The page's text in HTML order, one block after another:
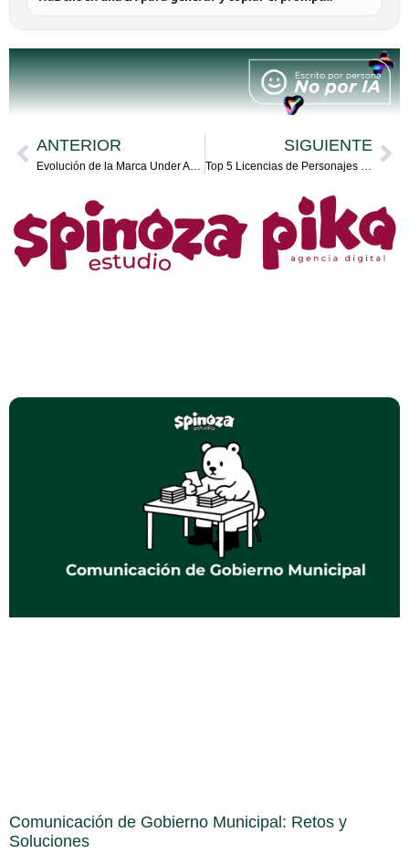
ANTERIOR
Evolución de la Marca Under Armour
SIGUIENTE
Top 5 Licencias de Personajes Más Rentables
Comunicación de Gobierno Municipal: Retos y
Soluciones